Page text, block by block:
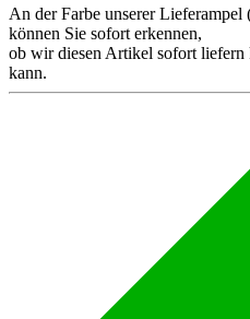
An der Farbe unserer
können Sie sofort erkennen,
ob wir diesen Artikel sofort liefern
kann.